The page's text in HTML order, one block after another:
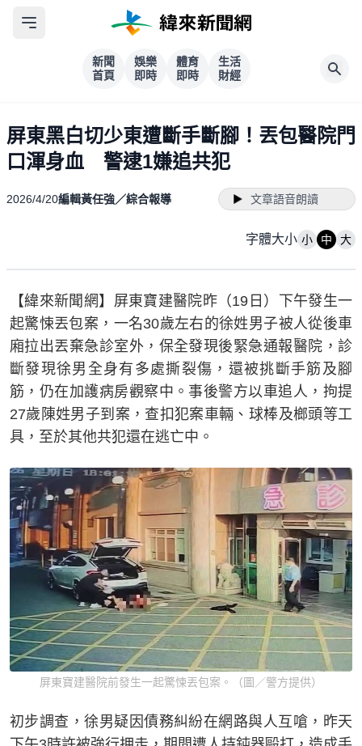
新聞
首頁
娛樂
即時
體育
即時
生活
財經
屏東黑白切少東遭斷手斷腳！丟包醫院門
口渾身血 警逮1嫌追共犯
2026/4/20編輯黃任強／綜合報導 文章語音朗讀
字體大小 小 中 大
【緯來新聞網】屏東寶建醫院昨（19日）下午發生一
起驚悚丟包案，一名30歲左右的徐姓男子被人從後車
廂拉出丟棄急診室外，保全發現後緊急通報醫院，診
斷發現徐男全身有多處撕裂傷，還被挑斷手筋及腳
筋，仍在加護病房觀察中。事後警方以車追人，拘提
27歲陳姓男子到案，查扣犯案車輛、球棒及榔頭等工
具，至於其他共犯還在逃亡中。
屏東寶建醫院前發生一起驚悚丟包案。（圖／警方提供）
初步調查，徐男疑因債務糾紛在網路與人互嗆，昨天